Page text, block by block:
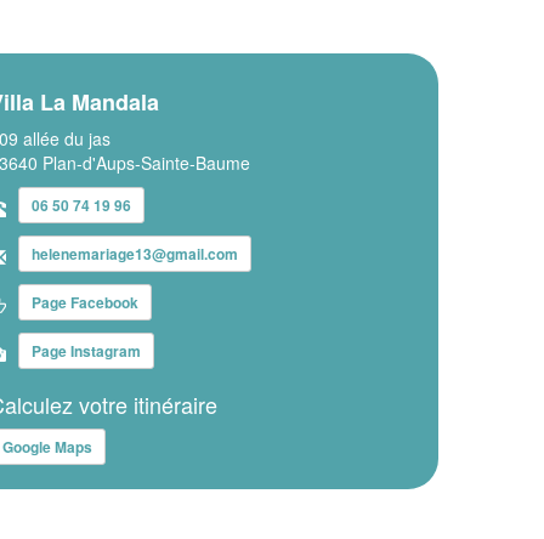
La Mandala
allée du jas
Plan-d'Aups-Sainte-Baume
06 50 74 19 96
helenemariage13@gmail.com
Page Facebook
Page Instagram
votre itinéraire
Google Maps